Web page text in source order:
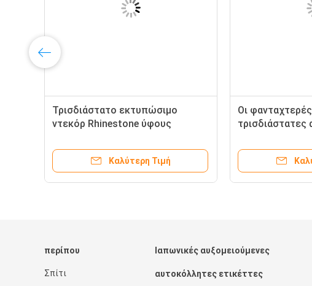
Τρισδιάστατο εκτυπώσιμο
ντεκόρ Rhinestone ύφους
ετικεττών υφάσματος παιδιών
κόκκινου χρώματος
Καλύτερη Τιμή
Οι
τρισδιάστατες
τα φύλλα
ετικεττών
περίπου
Σπίτι
Ιαπωνικές αυξομειούμενες
αυτοκόλλητες ετικέττες